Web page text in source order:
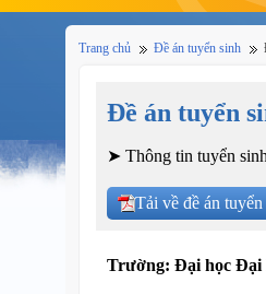
Trang chủ Đề án tuyển sinh
Đề án tuyển
➤ Thông tin tuyển
Tải về đề án tuyển
Trường: Đại học Đại